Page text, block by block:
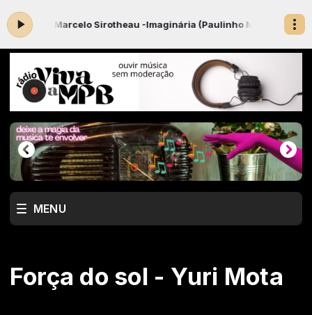
Marcelo Sirotheau -Imaginária (Paulinho Moura)VIVA A MPB com
MENU
Força do sol - Yuri Mota